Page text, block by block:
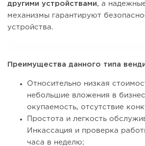
другими устройствами, а
механизмы гарантируют
устройства.
Преимущества данного типа
Относительно низкая
небольшие вложения в
окупаемость, отсутствие
Простота и легкость
Инкассация и проверка
часа в неделю;